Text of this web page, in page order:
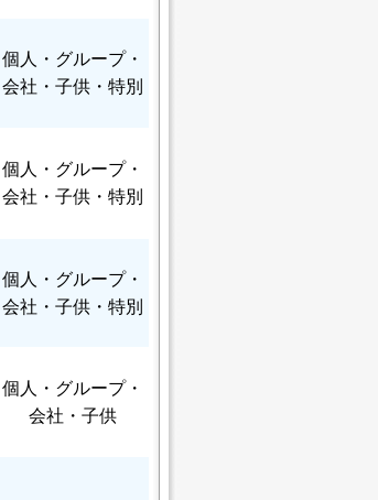
個人
・グループ・
会社・子供・特別
個人
・グループ・
会社・子供・特別
個人
・グループ・
会社・子供・特別
個人
・グループ・
会社・子供